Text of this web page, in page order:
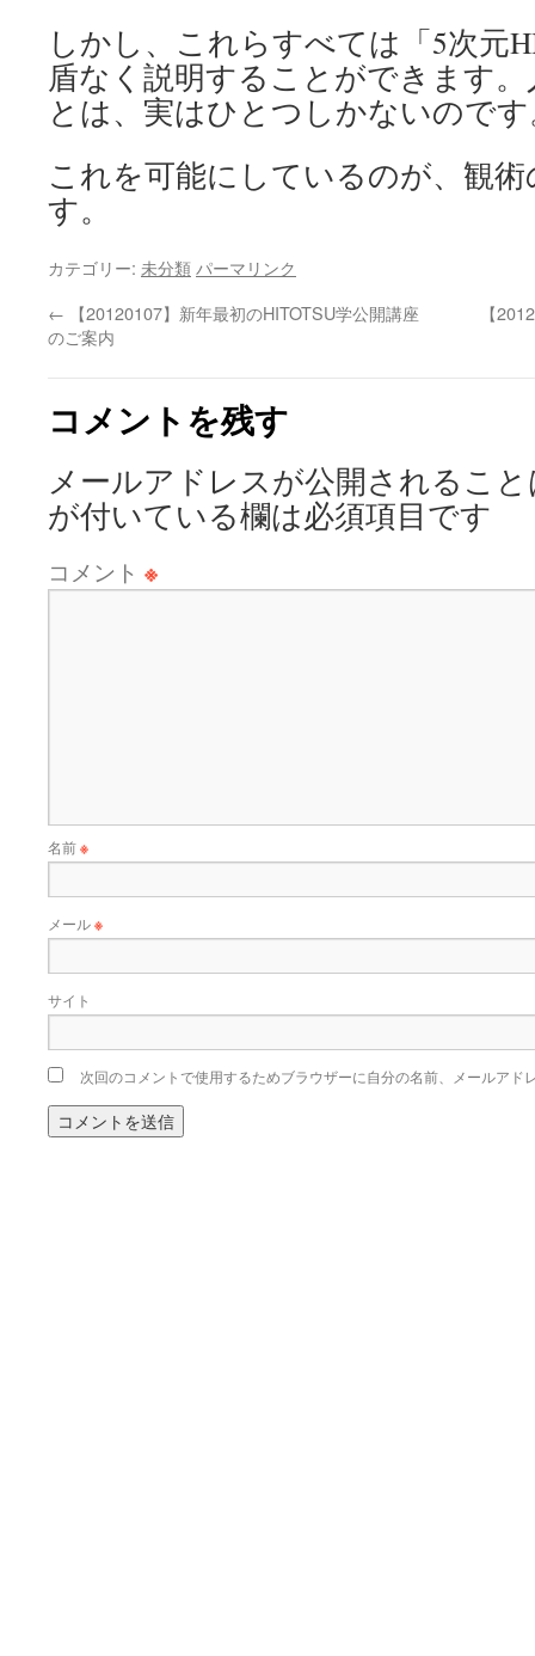
しかし、これらすべては「5次元
盾なく説明することができます
とは、実はひとつしかないので
これを可能にしているのが、観
す。
カテゴリー: 未分類 パーマリンク
← 【20120107】新年最初のHITOTSU学公開講座
のご案内
【
コメントを残す
メールアドレスが公開されるこ
が付いている欄は必須項目です
コメント ※
名前※
メール※
サイト
次回のコメントで使用するためブラウザーに自分の名前、メールアド